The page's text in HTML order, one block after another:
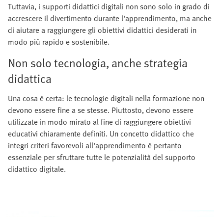
Tuttavia, i supporti didattici digitali non sono solo in grado di
accrescere il divertimento durante l'apprendimento, ma anche
di aiutare a raggiungere gli obiettivi didattici desiderati in
modo più rapido e sostenibile.
Non solo tecnologia, anche strategia
didattica
Una cosa è certa: le tecnologie digitali nella formazione non
devono essere fine a se stesse. Piuttosto, devono essere
utilizzate in modo mirato al fine di raggiungere obiettivi
educativi chiaramente definiti. Un concetto didattico che
integri criteri favorevoli all'apprendimento è pertanto
essenziale per sfruttare tutte le potenzialità del supporto
didattico digitale.